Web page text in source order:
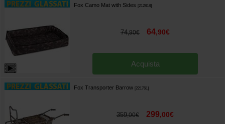
Fox Camo Mat with Sides 212818]
74,90€ 64,90€
Acquista
Fox Transporter Barrow 221761]
359,00€ 299,00€